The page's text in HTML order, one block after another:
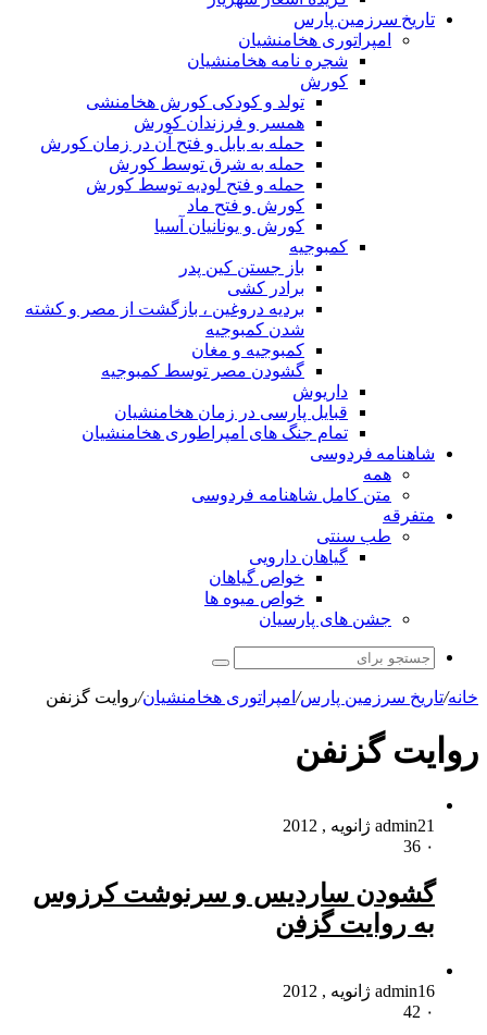
تاریخ سرزمین پارس
امپراتوری هخامنشیان
شجره نامه هخامنشیان
کورش
تولد و کودکی کورش هخامنشی
همسر و فرزندان کورش
حمله به بابل و فتح آن در زمان کورش
حمله به شرق توسط کورش
حمله و فتح لودیه توسط کورش
کورش و فتح ماد
کورش و یونانیان آسیا
کمبوجیه
باز جستن کین پدر
برادر کشی
بردیه دروغین ، بازگشت از مصر و کشته
شدن کمبوجیه
کمبوجیه و مغان
گشودن مصر توسط کمبوجیه
داریوش
قبایل پارسی در زمان هخامنشیان
تمام جنگ های امپراطوری هخامنشیان
شاهنامه فردوسی
همه
متن کامل شاهنامه فردوسی
متفرقه
طب سنتی
گیاهان دارویی
خواص گیاهان
خواص میوه ها
جشن های پارسیان
جستجو
برای
خانه/تاریخ سرزمین پارس/ امپراتوری هخامنشیان/روایت گزنفن
روایت گزنفن
admin21 ژانویه , 2012
۰
گشودن ساردیس و سرنوشت کرزوس
به روایت گزفن
admin16 ژانویه , 2012
۰